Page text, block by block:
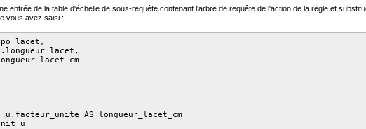
entrée de la table d'échelle de sous-requête contenant l'arbre de requête de l'action de la règle et
vous avez saisi :
AS longueur_lacet_cm
u